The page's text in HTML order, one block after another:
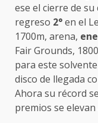
ese el cierre de su
regreso 2°en el
1700m, arena,
Fair Grounds,
para este
disco de llegada
Ahora su récord
premios se elevan